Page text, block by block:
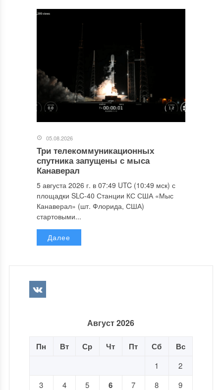
05.08.2026
Три телекоммуникационных
спутника запущены с мыса
Канаверал
5 августа 2026 г. в 07:49 UTC (10:49 мск) с
площадки SLC-40 Станции КС США «Мыс
Канаверал» (шт. Флорида, США)
стартовыми...
Далее
Август 2026
Пн Вт Ср Чт Пт Сб Вс
1
2
3
4 5 6 7 8
9